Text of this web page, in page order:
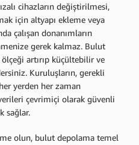
cihazların değiştirilmesi,
için altyapı ekleme veya
çalışan donanımların
gerek kalmaz. Bulut
artırıp küçültebilir ve
Kuruluşların, gerekli
yerden her zaman
çevrimiçi olarak güvenli
sağlar.
olun, bulut depolama temel